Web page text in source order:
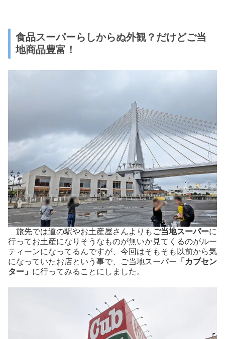
食品スーパーらしからぬ外観？だけどご当
地商品豊富！
旅先では道の駅やお土産屋さんよりも ご当地スーパーに
行ってお土産になりそうなものが無いか見てくるのがルー
ティーンになってるんですが、今回はそもそも以前から気
になっていたお店という事で、ご当地スーパー 「カブセン
ター」 に行ってみることにしました。